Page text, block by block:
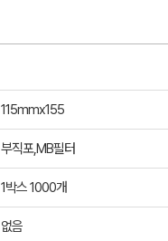
115mmx155
부직포,MB필터
1박스 1000개
없음